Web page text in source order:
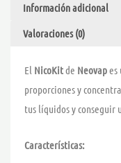
Información adicional
Valoraciones (0)
El NicoKitde Neovapes
proporciones y
tus líquidos y conseguir
Características: